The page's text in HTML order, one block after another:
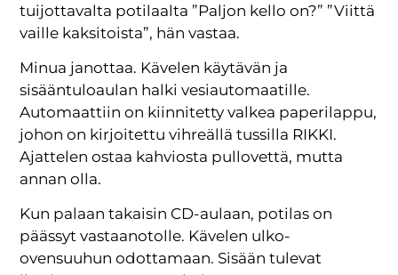
tuijottavalta potilaalta ”Paljon kello on?” ”Viittä
vaille kaksitoista”, hän vastaa.
Minua janottaa. Kävelen käytävän ja
sisääntuloaulan halki vesiautomaatille.
Automaattiin on kiinnitetty valkea paperilappu,
johon on kirjoitettu vihreällä tussilla RIKKI.
Ajattelen ostaa kahviosta pullovettä, mutta
annan olla.
Kun palaan takaisin CD-aulaan, potilas on
päässyt vastaanotolle. Kävelen ulko-
ovensuuhun odottamaan. Sisään tulevat